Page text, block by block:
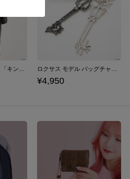
ソラ モデル アウター 「キングダム ハーツ」シリーズ ロクサス モデル バッグチャーム 「キングダム ハーツ」シリーズ
¥4,950